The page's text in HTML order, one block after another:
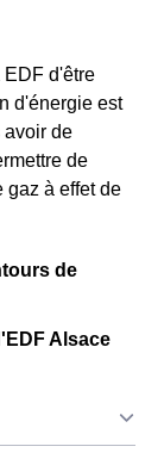
EDF d'être
d'énergie est
avoir de
de
gaz à effet de
de
Alsace